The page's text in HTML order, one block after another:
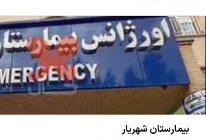
بیمارستان شهریار